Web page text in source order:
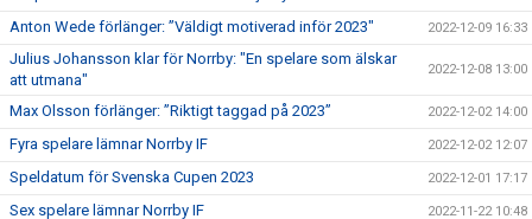
Anton Wede förlänger: ”Väldigt motiverad inför 2023" 2022-12-09 16:33
Julius Johansson klar för Norrby: "En spelare som älskar
att utmana"
2022-12-08 13:00
Max Olsson förlänger: ”Riktigt taggad på 2023” 2022-12-02 14:00
Fyra spelare lämnar Norrby IF 2022-12-02 12:07
Speldatum för Svenska Cupen 2023 2022-12-01 17:17
Sex spelare lämnar Norrby IF 2022-11-22 10:48